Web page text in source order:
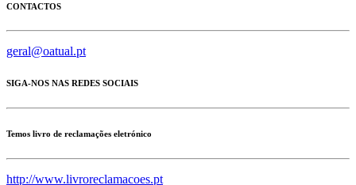
CONTACTOS
geral@oatual.pt
SIGA-NOS NAS REDES SOCIAIS
Temos livro de reclamações eletrónico
http://www.livroreclamacoes.pt